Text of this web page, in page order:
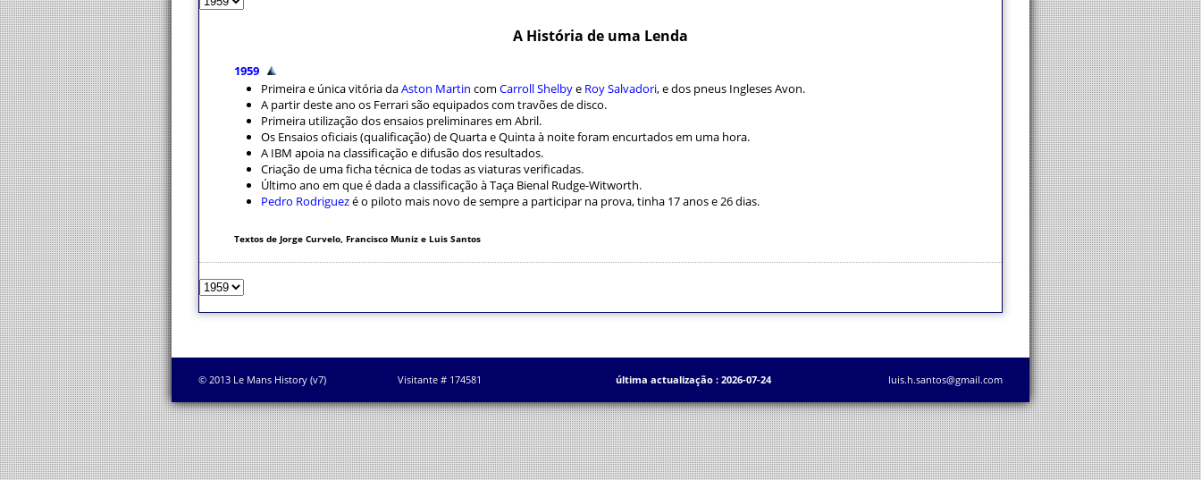
A História de uma Lenda
1959
Primeira e única vitória daAston Martin com Carroll Shelbye Roy Salvadori, e dos pneus Ingleses Avon.
A partir deste ano os Ferrari são equipados com travões de disco.
Primeira utilização dos ensaios preliminares em Abril.
Os Ensaios oficiais (qualificação) de Quarta e Quinta à noite foram encurtados em uma hora.
A IBM apoia na classificação e difusão dos resultados.
Criação de uma ficha técnica de todas as viaturas verificadas.
Último ano em que é dada a classificação à Taça Bienal Rudge-Witworth.
Pedro Rodriguezé o piloto mais novo de sempre a participar na prova, tinha 17 anos e 26 dias.
Textos de Jorge Curvelo, Francisco Muniz e Luis Santos
© 2013 Le Mans History (v7) Visitante # 174581 última actualização : 2026-07-24 luis.h.santos@gmail.com